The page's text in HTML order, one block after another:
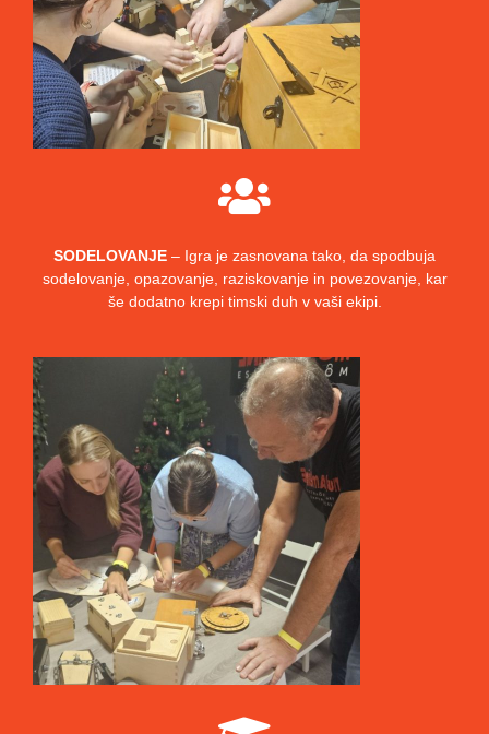
SODELOVANJE – Igra je zasnovana tako, da spodbuja
sodelovanje, opazovanje, raziskovanje in povezovanje, kar
še dodatno krepi timski duh v vaši ekipi.